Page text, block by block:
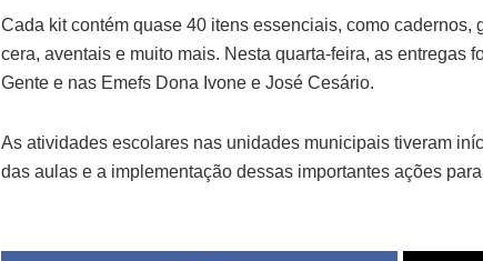
Cada kit contém quase 40 itens essenciais, como cadernos,
cera, aventais e muito mais. Nesta quarta-feira, as entregas
Gente e nas Emefs Dona Ivone e José Cesário.
As atividades escolares nas unidades municipais tiveram
das aulas e a implementação dessas importantes ações